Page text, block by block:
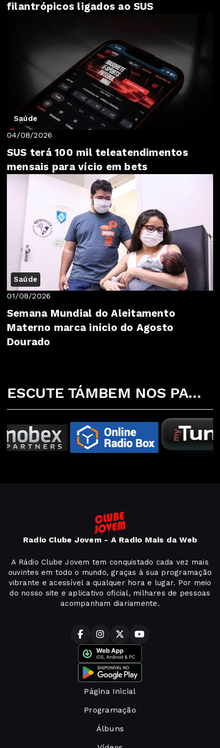
filantrópicos ligados ao SUS
Saúde
04/08/2026
SUS terá 100 mil teleatendimentos
mensais para vício em bets
Saúde
01/08/2026
Semana Mundial do Aleitamento
Materno marca início do Agosto
Dourado
ESCUTE TÁMBEM NOS PARCEIROS ABAIXO
Radio Clube Jovem - A Radio Mais da Web
A Rádio Clube Jovem tem conquistado cada vez mais
ouvintes em todo o mundo, graças à sua programação
vibrante e acessível a qualquer hora e lugar. Por meio
do nosso site e aplicativo oficial, milhares de pessoas
acompanham diariamente.
Página Inicial
Programação
Álbuns